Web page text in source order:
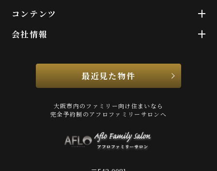
コンテンツ
会社情報
最近見た物件
大阪市内のファミリー向け住まいなら
完全予約制のアフロファミリーサロンへ